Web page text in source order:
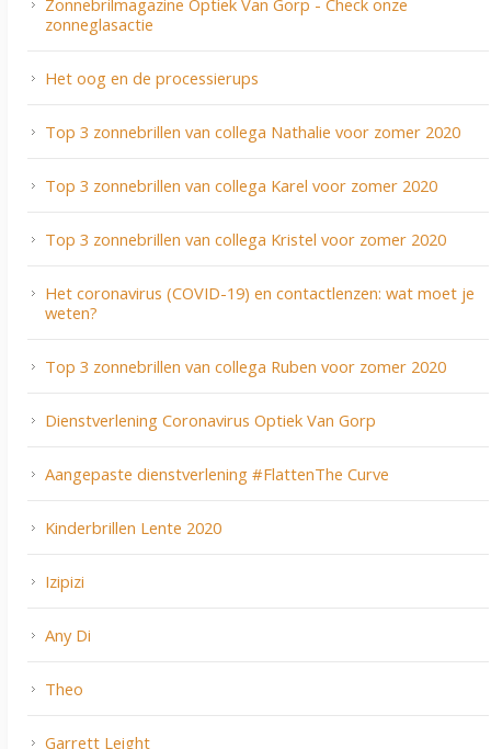
Zonnebrilmagazine Optiek Van Gorp - Check onze
zonneglasactie
Het oog en de processierups
Top 3 zonnebrillen van collega Nathalie voor zomer 2020
Top 3 zonnebrillen van collega Karel voor zomer 2020
Top 3 zonnebrillen van collega Kristel voor zomer 2020
Het coronavirus (COVID-19) en contactlenzen: wat moet je
weten?
Top 3 zonnebrillen van collega Ruben voor zomer 2020
Dienstverlening Coronavirus Optiek Van Gorp
Aangepaste dienstverlening #FlattenThe Curve
Kinderbrillen Lente 2020
Izipizi
Any Di
Theo
Garrett Leight